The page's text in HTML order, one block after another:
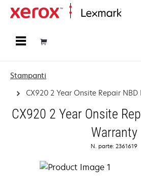
Stampanti
CX920 2 Year Onsite Repair NBD
CX920 2 Year Onsite
Warranty
N. parte: 2361619